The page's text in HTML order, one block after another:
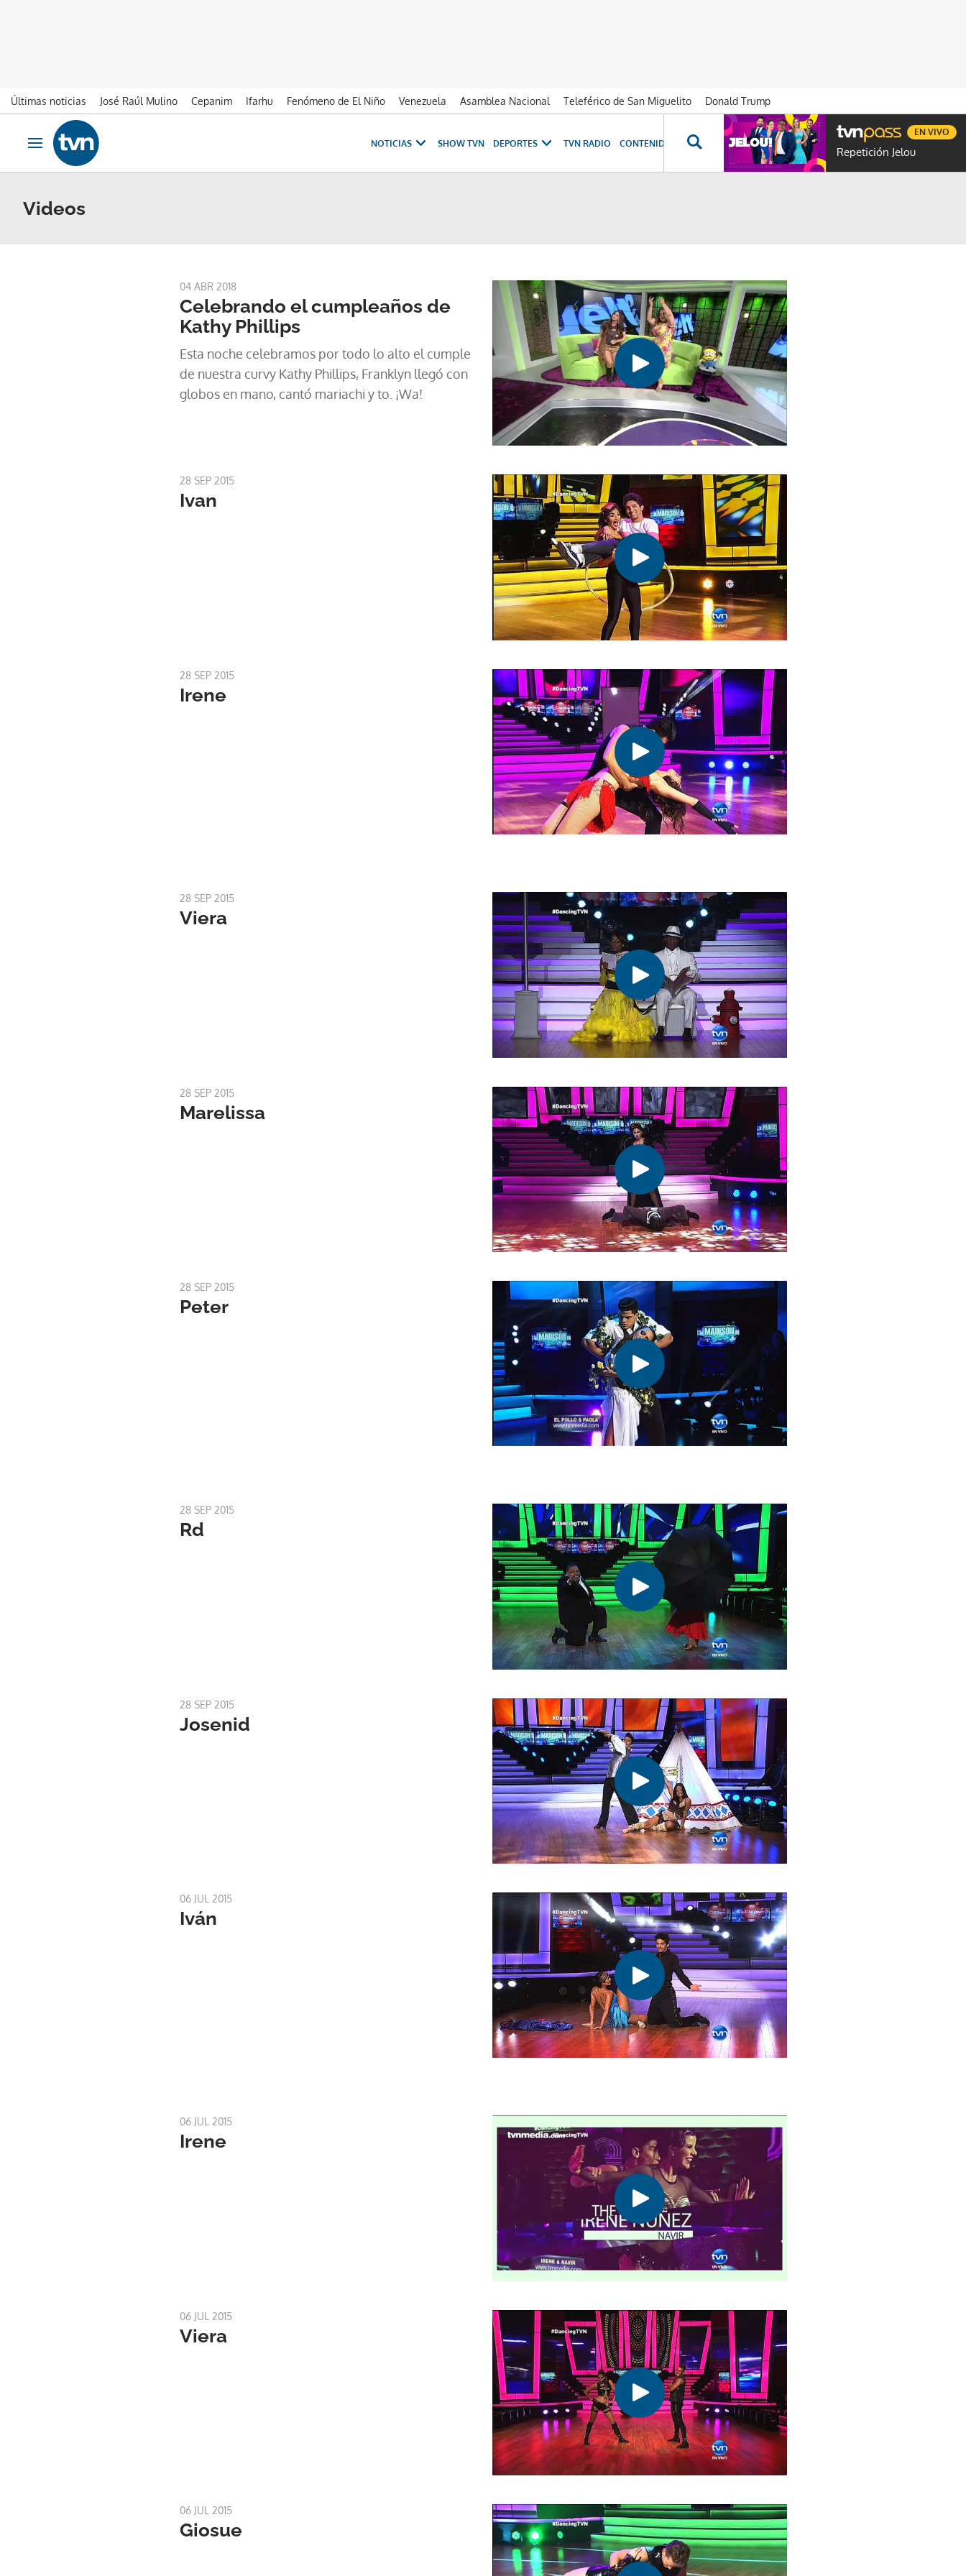
Últimas noticias José Raúl Mulino Cepanim Ifarhu Fenómeno de El Niño Venezuela Asamblea Nacional Teleférico de San Miguelito
Donald Trump
Ir al contenido
Obrir navegació
NOTICIAS SHOW TVN DEPORTES TVN RADIO CONTENIDOS ESPECIALES NOVELAS PROGRAMAS GENTE TVN
Repetición Jelou
EN VIVO
Videos
04 ABR 2018
Celebrando el cumpleaños de
Kathy Phillips
Esta noche celebramos por todo lo alto el cumple
de nuestra curvy Kathy Phillips, Franklyn llegó con
globos en mano, cantó mariachi y to. ¡Wa!
28 SEP 2015
Ivan
28 SEP 2015
Irene
28 SEP 2015
Viera
28 SEP 2015
Marelissa
28 SEP 2015
Peter
28 SEP 2015
Rd
28 SEP 2015
Josenid
06 JUL 2015
Iván
06 JUL 2015
Irene
06 JUL 2015
Viera
06 JUL 2015
Giosue